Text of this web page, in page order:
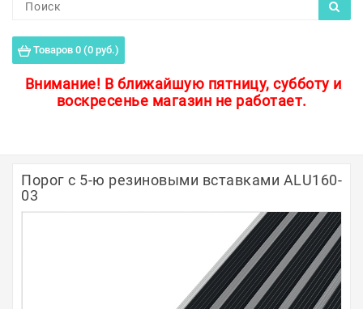
Товаров 0 (0 руб.)
Внимание! В ближайшую пятницу, субботу и
воскресенье магазин не работает.
Пороги для пола
Защитные уголки
Полосы из металла
Порог с 5-ю резиновыми вставками ALU160-
03